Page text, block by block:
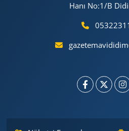
Hanı No:1/B